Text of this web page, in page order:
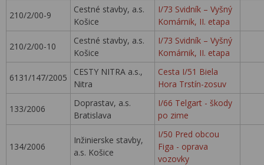
210/2/00-9
Cestné stavby, a.s.
Košice
I/73 Svidník – Vyšný
Komárnik, II. etapa
210/2/00-10
Cestné stavby, a.s.
Košice
I/73 Svidník – Vyšný
Komárnik, II. etapa
6131/147/2005
CESTY NITRA a.s.,
Nitra
Cesta I/51 Biela
Hora Trstín-zosuv
133/2006
Doprastav, a.s.
Bratislava
I/66 Telgart - škody
po zime
134/2006
Inžinierske stavby,
a.s. Košice
I/50 Pred obcou
Figa - oprava
vozovky